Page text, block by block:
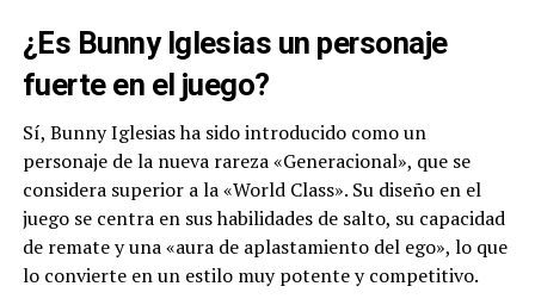
¿Es Bunny Iglesias un personaje
fuerte en el juego?
Sí, Bunny Iglesias ha sido introducido como un
personaje de la nueva rareza «Generacional», que se
considera superior a la «World Class». Su diseño en el
juego se centra en sus habilidades de salto, su capacidad
de remate y una «aura de aplastamiento del ego», lo que
lo convierte en un estilo muy potente y competitivo.